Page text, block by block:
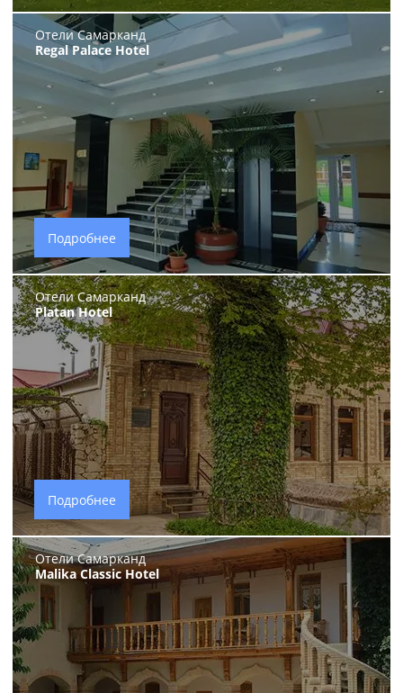
Отели Самарканд
Regal Palace Hotel
Подробнее
Отели Самарканд
Platan Hotel
Подробнее
Отели Самарканд
Malika Classic Hotel